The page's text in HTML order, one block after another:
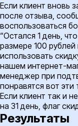
Если клиент вновь
после отзыва,
воспользоваться
“Остался 1 день,
размере 100
использовать
нашем интернет-
менеджер при
понравятся вот эти
Если клиент так и
на 31 день, флаг
Результаты